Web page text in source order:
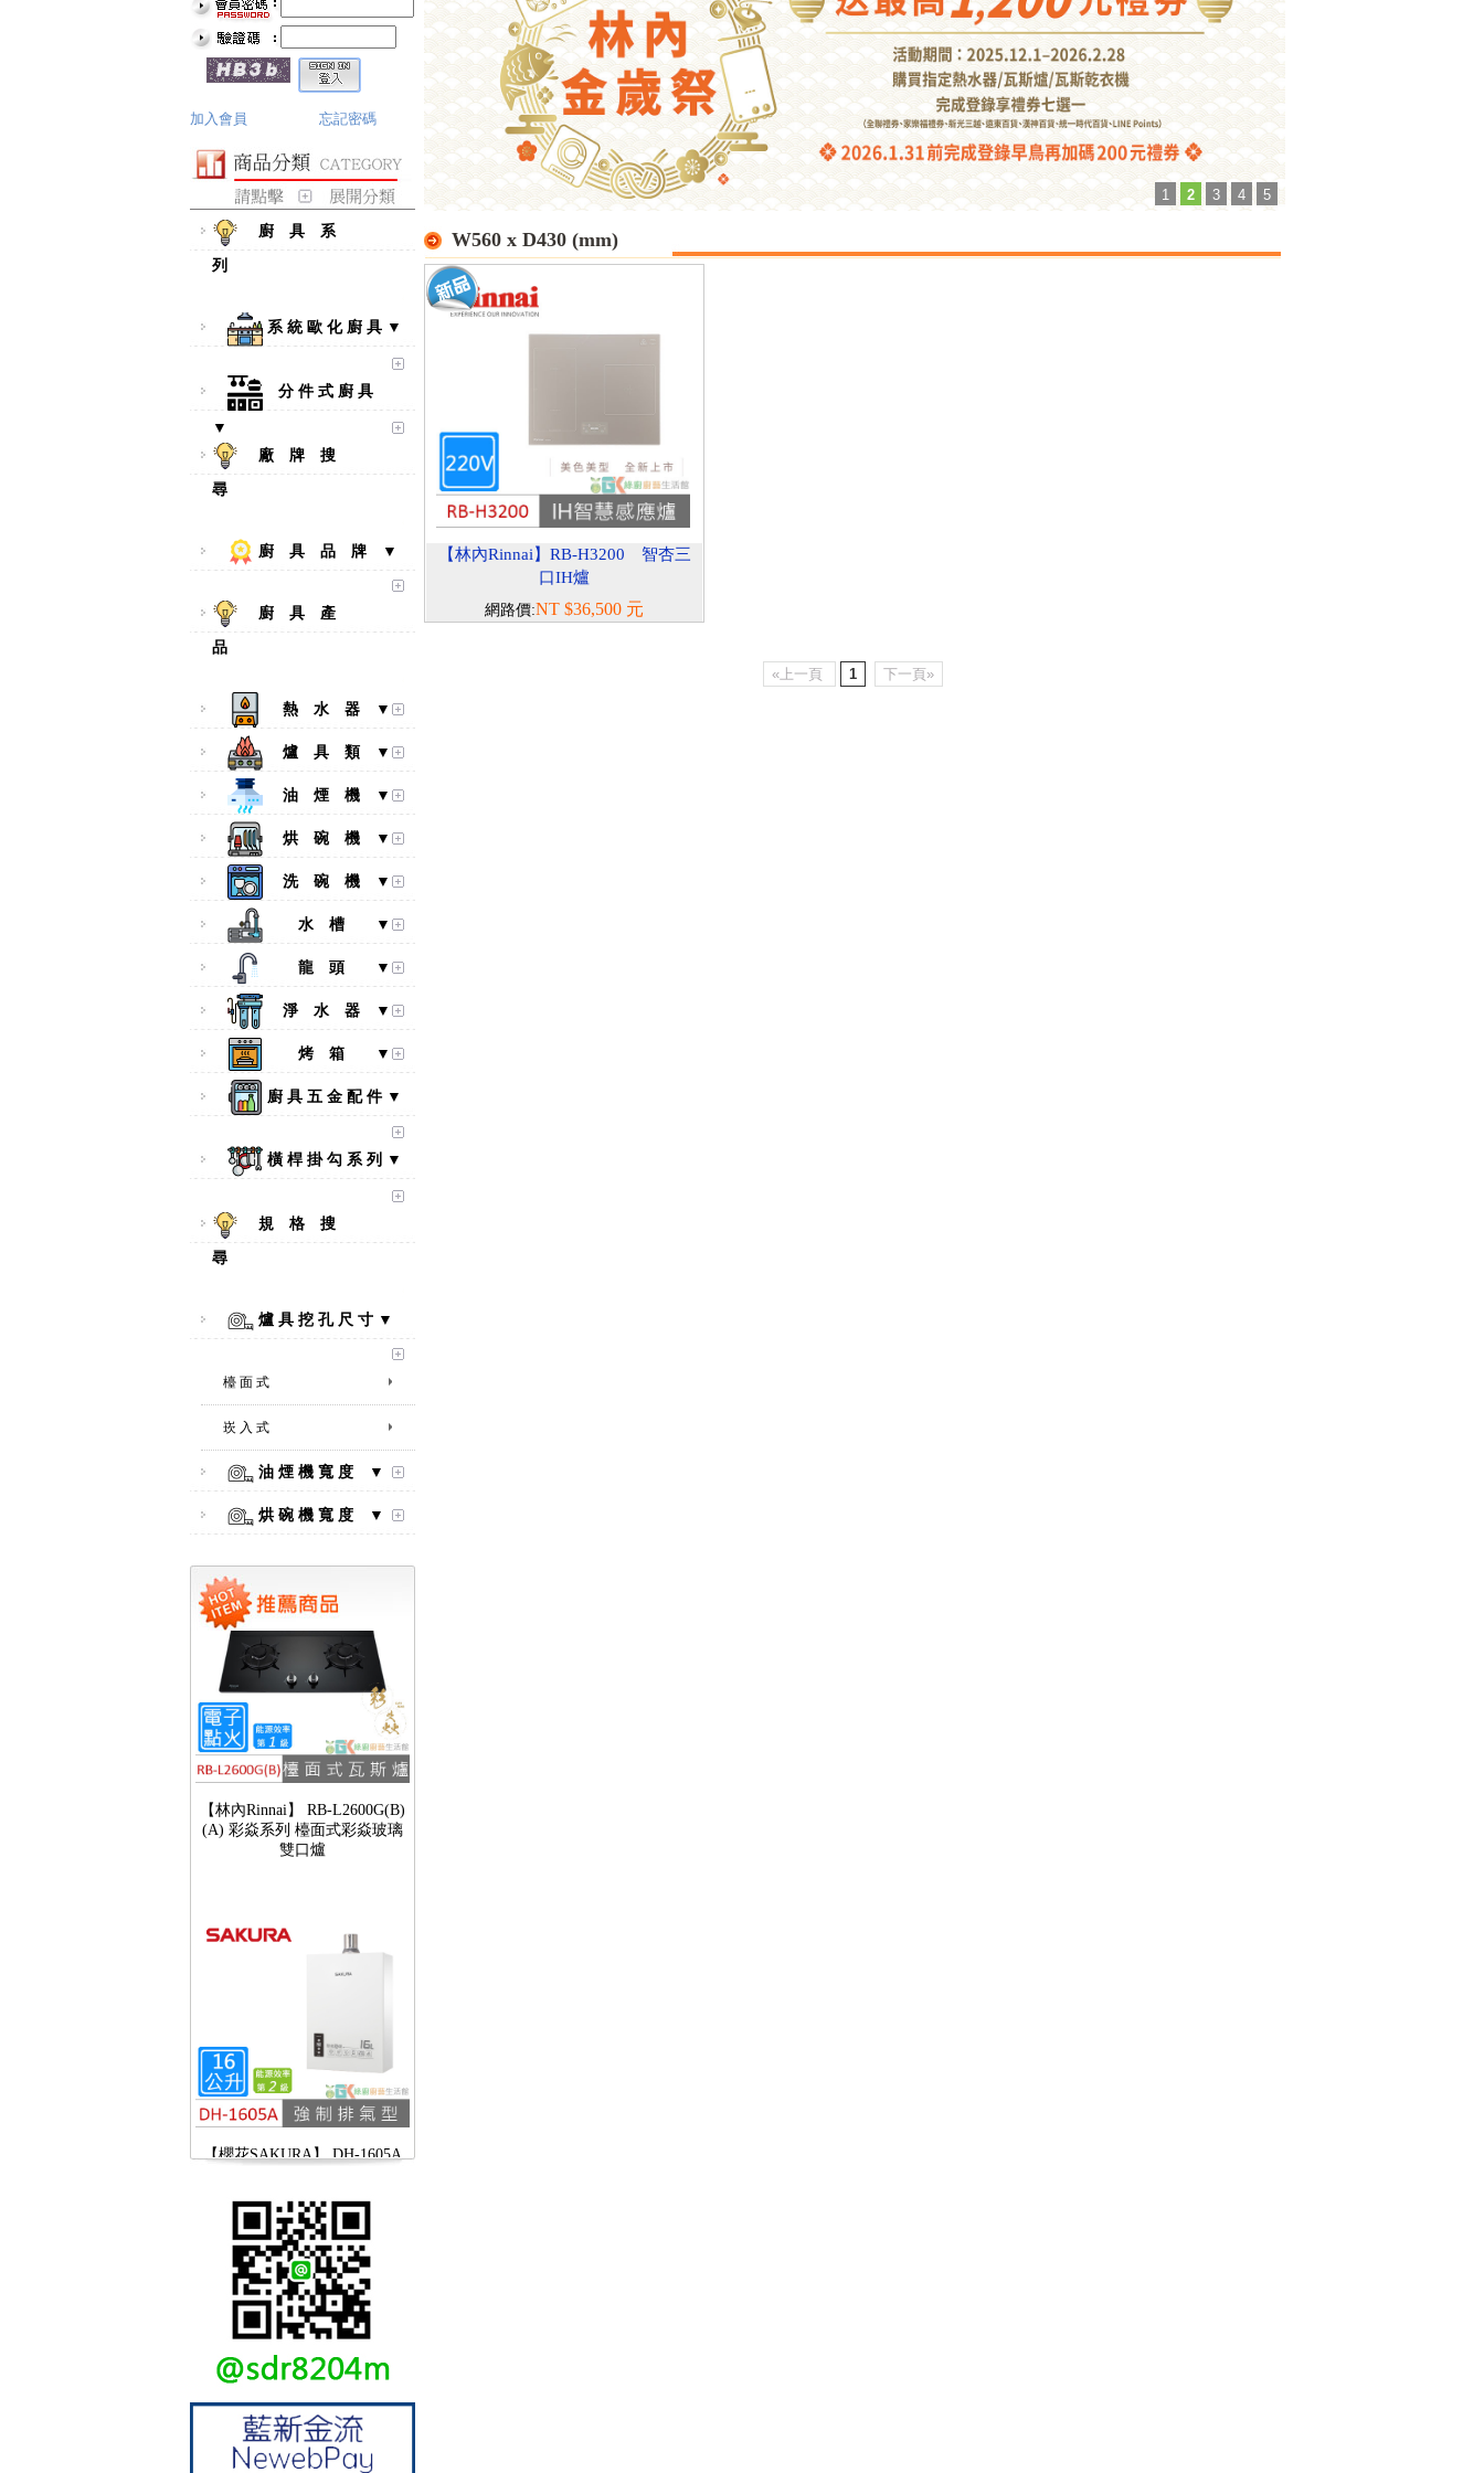
加入會員 忘記密碼
廚 具 系
列
系 統 歐 化 廚 具 ▼
分 件 式 廚 具
▼
廠 牌 搜
尋
廚 具 品 牌 ▼
廚 具 產
品
熱 水 器 ▼
爐 具 類 ▼
油 煙 機 ▼
烘 碗 機 ▼
洗 碗 機 ▼
水 槽 ▼
龍 頭 ▼
淨 水 器 ▼
烤 箱 ▼
廚 具 五 金 配 件 ▼
橫 桿 掛 勾 系 列 ▼
規 格 搜
尋
爐 具 挖 孔 尺 寸 ▼
檯 面 式
崁 入 式
油 煙 機 寬 度 ▼
烘 碗 機 寬 度 ▼
【林內Rinnai】 RB-L2600S(A)
彩焱系列 檯面式彩焱不銹鋼雙
口爐
【林內Rinnai】 RB-L2600G(B)
(A) 彩焱系列 檯面式彩焱玻璃
雙口爐
【櫻花SAKURA】 DH-1605A
16公升/分 數位恆溫 LCD溫度設
定 分段火排
【林內Rinnai】 RB-L2600S(A)
1 2 3 4 5
W560 x D430 (mm)
【林內Rinnai】RB-H3200 智杏三
口IH爐
網路價:NT $36,500 元
«上一頁 1 下一頁»